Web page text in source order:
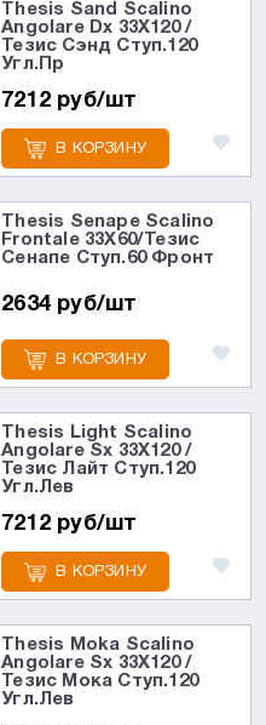
Thesis Sand Scalino
Angolare Dx 33X120 /
Тезис Сэнд Ступ.120
Угл.Пр
7212 руб/шт
В КОРЗИНУ
Thesis Senape Scalino
Frontale 33X60/Тезис
Сенапе Ступ.60 Фронт
2634 руб/шт
В КОРЗИНУ
Thesis Light Scalino
Angolare Sx 33X120 /
Тезис Лайт Ступ.120
Угл.Лев
7212 руб/шт
В КОРЗИНУ
Thesis Moka Scalino
Angolare Sx 33X120 /
Тезис Мока Ступ.120
Угл.Лев